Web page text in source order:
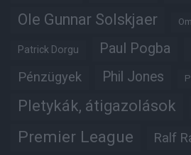
Ole Gunnar Solskjaer
Patrick Dorgu Paul Pogba
Pénzügyek Phil Jones
Pletykák, átigazolások
Premier League Ralf